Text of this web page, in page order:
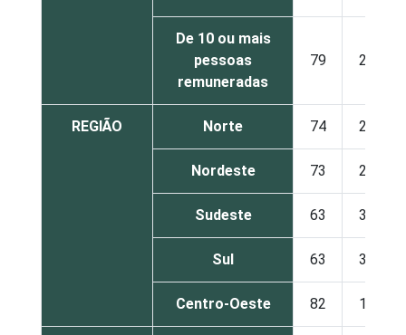
De 10 ou mais
pessoas
remuneradas
79 21
REGIÃO Norte 74 25
Nordeste 73 26
Sudeste 63 37
Sul 63 37
Centro-Oeste 82 17